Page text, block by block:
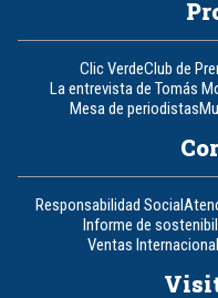
Clic VerdeClub de
La entrevista de Tomás
Mesa de periodistas
Responsabilidad Social
Informe de
Ventas